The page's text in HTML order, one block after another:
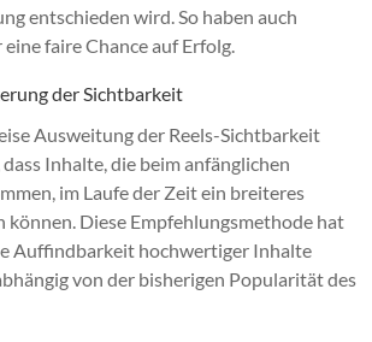
entschieden wird. So haben auch
faire Chance auf Erfolg.
der Sichtbarkeit
Ausweitung der Reels-Sichtbarkeit
Inhalte, die beim anfänglichen
im Laufe der Zeit ein breiteres
können. Diese Empfehlungsmethode hat
Auffindbarkeit hochwertiger Inhalte
von der bisherigen Popularität des